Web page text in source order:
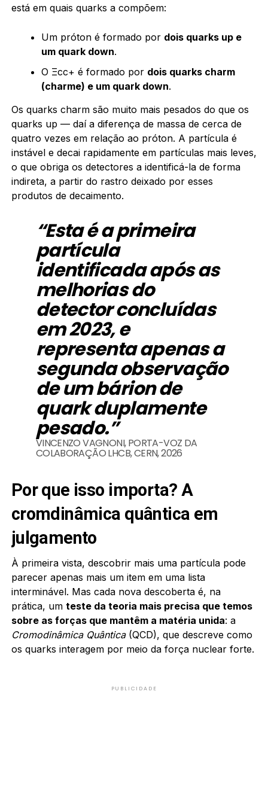
está em quais quarks a compõem:
Um próton é formado por dois quarks up e
um quark down.
O Ξcc+ é formado por dois quarks charm
(charme) e um quark down.
Os quarks charm são muito mais pesados do que os
quarks up — daí a diferença de massa de cerca de
quatro vezes em relação ao próton. A partícula é
instável e decai rapidamente em partículas mais leves,
o que obriga os detectores a identificá-la de forma
indireta, a partir do rastro deixado por esses
produtos de decaimento.
“Esta é a primeira
partícula
identificada após as
melhorias do
detector concluídas
em 2023, e
representa apenas a
segunda observação
de um bárion de
quark duplamente
pesado.”
VINCENZO VAGNONI, PORTA-VOZ DA
COLABORAÇÃO LHCB, CERN, 2026
Por que isso importa? A
cromdinâmica quântica em
julgamento
À primeira vista, descobrir mais uma partícula pode
parecer apenas mais um item em uma lista
interminável. Mas cada nova descoberta é, na
prática, um teste da teoria mais precisa que temos
sobre as forças que mantêm a matéria unida: a
Cromodinâmica Quântica(QCD), que descreve como
os quarks interagem por meio da força nuclear forte.
PUBLICIDADE